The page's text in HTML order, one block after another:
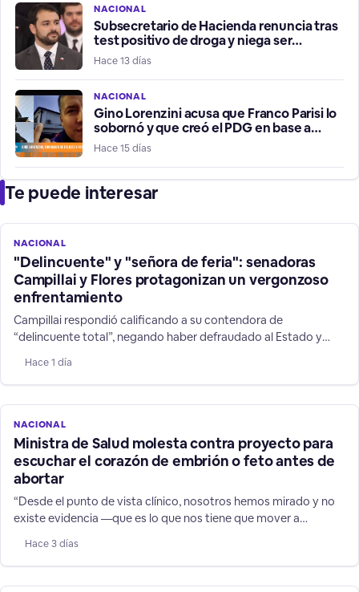
NACIONAL
Subsecretario de Hacienda renuncia tras
test positivo de droga y niega ser
consumidor
Hace 13 días
NACIONAL
Gino Lorenzini acusa que Franco Parisi lo
sobornó y que creó el PDG en base a
estafas
Hace 15 días
Te puede interesar
NACIONAL
"Delincuente" y "señora de feria": senadoras
Campillai y Flores protagonizan un vergonzoso
enfrentamiento
Campillai respondió calificando a su contendora de
“delincuente total”, negando haber defraudado al Estado y
más de tono cuando Flores le gritó: “Eres una cuma total, una
cuma total”. Una situación que no estuvo a la altura del cargo
que ambas ejercen.
Hace 1 día
NACIONAL
Ministra de Salud molesta contra proyecto para
escuchar el corazón de embrión o feto antes de
abortar
“Desde el punto de vista clínico, nosotros hemos mirado y no
existe evidencia —que es lo que nos tiene que mover a
autoridad.
Hace 3 días